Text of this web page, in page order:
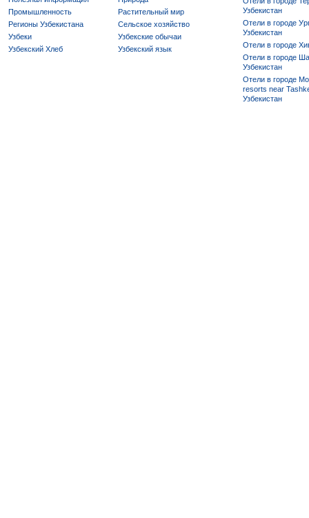
Промышленность
Растительный мир
Регионы Узбекистана
Сельское хозяйство
Узбеки
Узбекские обычаи
Узбекский Хлеб
Узбекский язык
Узбекистан
Отели в городе
Узбекистан
Отели в городе
Отели в городе
Узбекистан
Отели в городе
resorts near
Узбекистан